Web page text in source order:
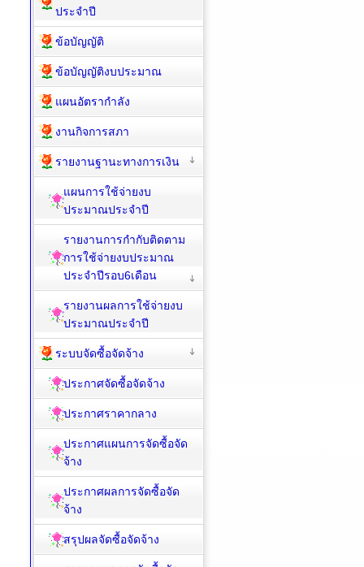
ประจำปี
ข้อบัญญัติ
ข้อบัญญัติงบประมาณ
แผนอัตรากำลัง
งานกิจการสภา
รายงานฐานะทางการเงิน
แผนการใช้จ่ายงบ
ประมาณประจำปี
รายงานการกำกับติดตาม
การใช้จ่ายงบประมาณ
ประจำปีรอบ6เดือน
รายงานผลการใช้จ่ายงบ
ประมาณประจำปี
ระบบจัดซื้อจัดจ้าง
ประกาศจัดซื้อจัดจ้าง
ประกาศราคากลาง
ประกาศแผนการจัดซื้อจัด
จ้าง
ประกาศผลการจัดซื้อจัด
จ้าง
สรุปผลจัดซื้อจัดจ้าง